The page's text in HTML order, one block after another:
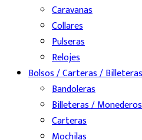
Caravanas
Collares
Pulseras
Relojes
Bolsos / Carteras /
Bandoleras
Billeteras / Monederos
Carteras
Mochilas